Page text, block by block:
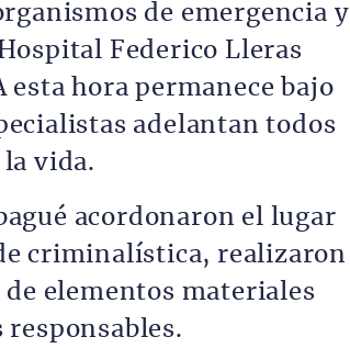
de emergencia y
Federico Lleras
esta hora permanece bajo
adelantan todos
vida.
acordonaron el lugar
criminalística, realizaron
de elementos materiales